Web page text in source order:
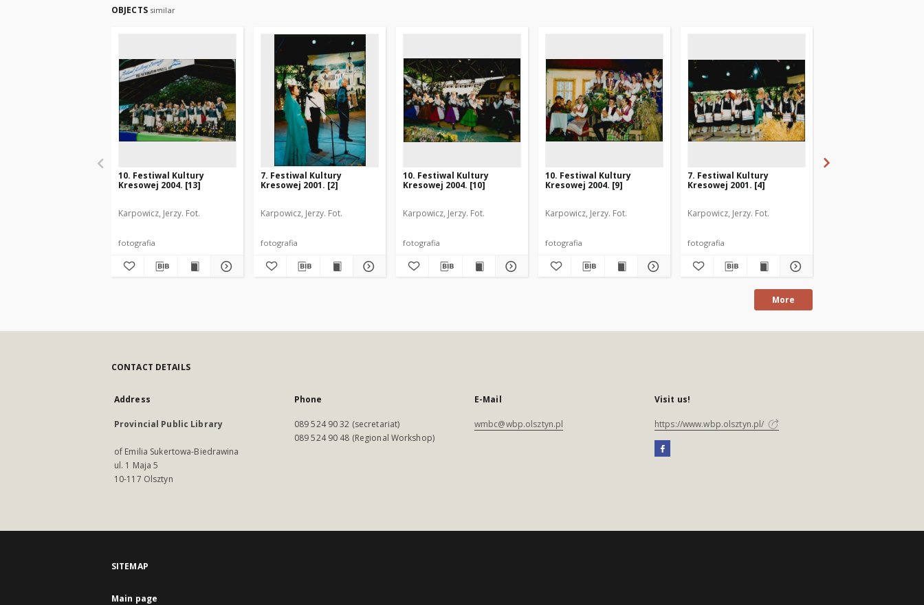
OBJECTS similar
10. Festiwal Kultury
Kresowej 2004. [13]
Karpowicz, Jerzy. Fot.
fotografia
7. Festiwal Kultury
Kresowej 2001. [2]
Karpowicz, Jerzy. Fot.
fotografia
10. Festiwal Kultury
Kresowej 2004. [10]
Karpowicz, Jerzy. Fot.
fotografia
10. Festiwal Kultury
Kresowej 2004. [9]
Karpowicz, Jerzy. Fot.
fotografia
7. Festiwal Kultury
Kresowej 2001. [4]
Karpowicz, Jerzy. Fot.
fotografia
More
CONTACT DETAILS
Address
Provincial Public Library
of Emilia Sukertowa-Biedrawina
ul. 1 Maja 5
10-117 Olsztyn
Phone
089 524 90 32 (secretariat)
089 524 90 48 (Regional Workshop)
E-Mail
wmbc@wbp.olsztyn.pl
Visit us!
https://www.wbp.olsztyn.pl/
SITEMAP
Main page